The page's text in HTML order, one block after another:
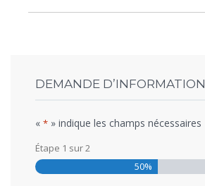
DEMANDE D’INFORMATION
« * » indique les champs nécessaires
Étape 1 sur2
50%